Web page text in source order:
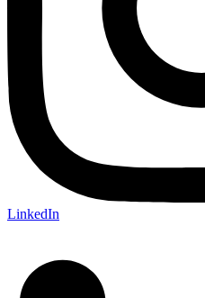
LinkedIn